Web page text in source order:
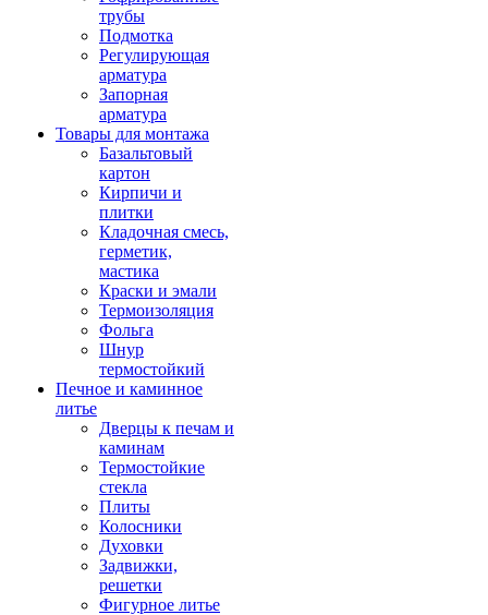
трубы
Подмотка
Регулирующая
арматура
Запорная
арматура
Товары для монтажа
Базальтовый
картон
Кирпичи и
плитки
Кладочная смесь,
герметик,
мастика
Краски и эмали
Термоизоляция
Фольга
Шнур
термостойкий
Печное и каминное
литье
Дверцы к печам и
каминам
Термостойкие
стекла
Плиты
Колосники
Духовки
Задвижки,
решетки
Фигурное литье